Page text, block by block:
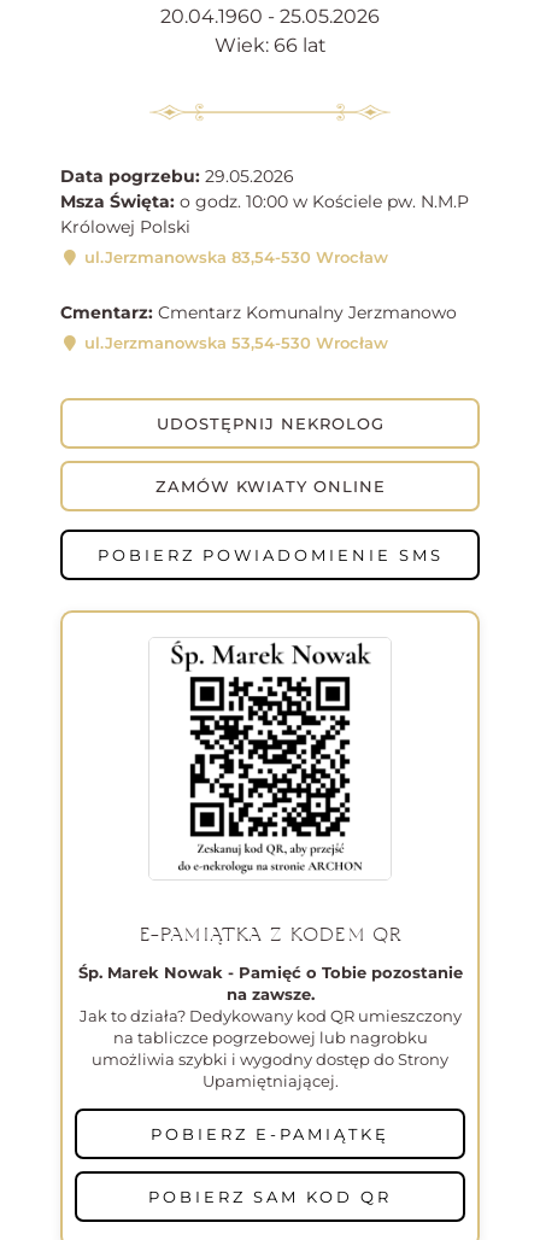
20.04.1960 - 25.05.2026
Wiek: 66 lat
Data pogrzebu: 29.05.2026
Msza Święta: o godz. 10:00 w Kościele pw. N.M.P
Królowej Polski
ul.Jerzmanowska 83,54-530 Wrocław
Cmentarz: Cmentarz Komunalny Jerzmanowo
ul.Jerzmanowska 53,54-530 Wrocław
UDOSTĘPNIJ NEKROLOG
ZAMÓW KWIATY ONLINE
POBIERZ POWIADOMIENIE SMS
E-PAMIĄTKA Z KODEM QR
Śp. Marek Nowak - Pamięć o Tobie pozostanie
na zawsze.
Jak to działa? Dedykowany kod QR umieszczony
na tabliczce pogrzebowej lub nagrobku
umożliwia szybki i wygodny dostęp do Strony
Upamiętniającej.
POBIERZ E-PAMIĄTKĘ
POBIERZ SAM KOD QR